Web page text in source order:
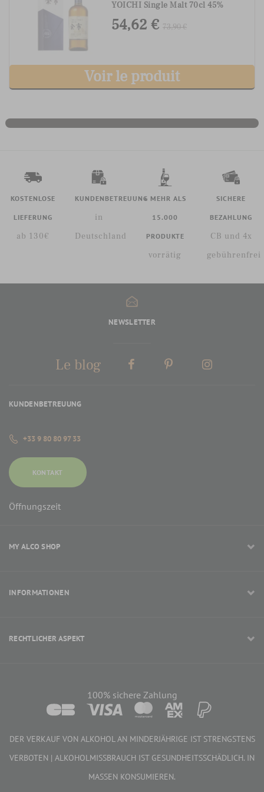
YOICHI Single Malt 70cl 45%
54,62 € 73,90 €
Voir le produit
KOSTENLOSE
LIEFERUNG
ab 130€
KUNDENBETREUUNG
in
Deutschland
+ MEHR ALS
15.000
PRODUKTE
vorrätig
SICHERE
BEZAHLUNG
CB und 4x
gebührenfrei
NEWSLETTER
Le blog
KUNDENBETREUUNG
+33 9 80 80 97 33
KONTAKT
Öffnungszeit
MY ALCO SHOP
INFORMATIONEN
RECHTLICHER ASPEKT
100% sichere Zahlung
DER VERKAUF VON ALKOHOL AN MINDERJÄHRIGE IST STRENGSTENS
VERBOTEN | ALKOHOLMISSBRAUCH IST GESUNDHEITSSCHÄDLICH. IN
MASSEN KONSUMIEREN.